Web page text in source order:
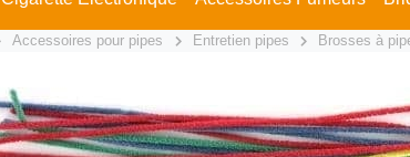
Accessoires pour pipes Entretien pipes Brosses à